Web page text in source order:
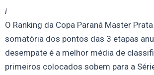
i
O Ranking da Copa Paraná Master
somatória dos pontos das 3 etapas
desempate é a melhor média de
primeiros colocados sobem para a